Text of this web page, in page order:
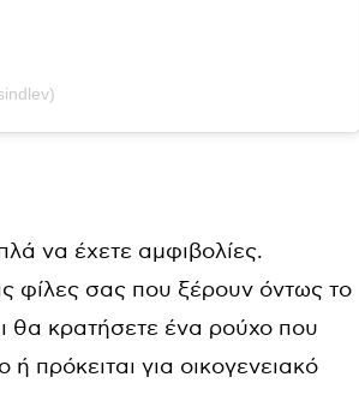
να έχετε αμφιβολίες.
φίλες σας που ξέρουν όντως το
θα κρατήσετε ένα ρούχο που
πρόκειται για οικογενειακό